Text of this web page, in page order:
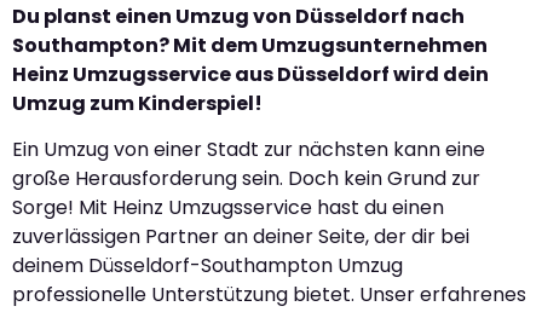
Du planst einen Umzug von Düsseldorf nach
Southampton? Mit dem Umzugsunternehmen
Heinz Umzugsservice aus Düsseldorf wird dein
Umzug zum Kinderspiel!
Ein Umzug von einer Stadt zur nächsten kann eine
große Herausforderung sein. Doch kein Grund zur
Sorge! Mit Heinz Umzugsservice hast du einen
zuverlässigen Partner an deiner Seite, der dir bei
deinem Düsseldorf-Southampton Umzug
professionelle Unterstützung bietet. Unser erfahrenes